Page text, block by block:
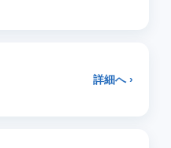
詳細へ ›